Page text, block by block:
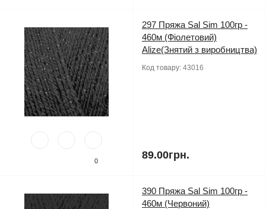
0
297 Пряжа Sal Sim 100гр -
460м (Фіолетовий)
Alize(Знятий з виробництва)
Код товару: 43016
89.00грн.
390 Пряжа Sal Sim 100гр -
460м (Червоний)